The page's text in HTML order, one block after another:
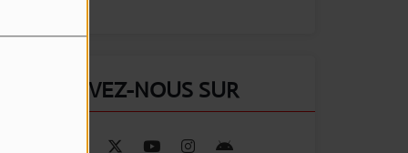
RETROUVEZ-NOUS SUR